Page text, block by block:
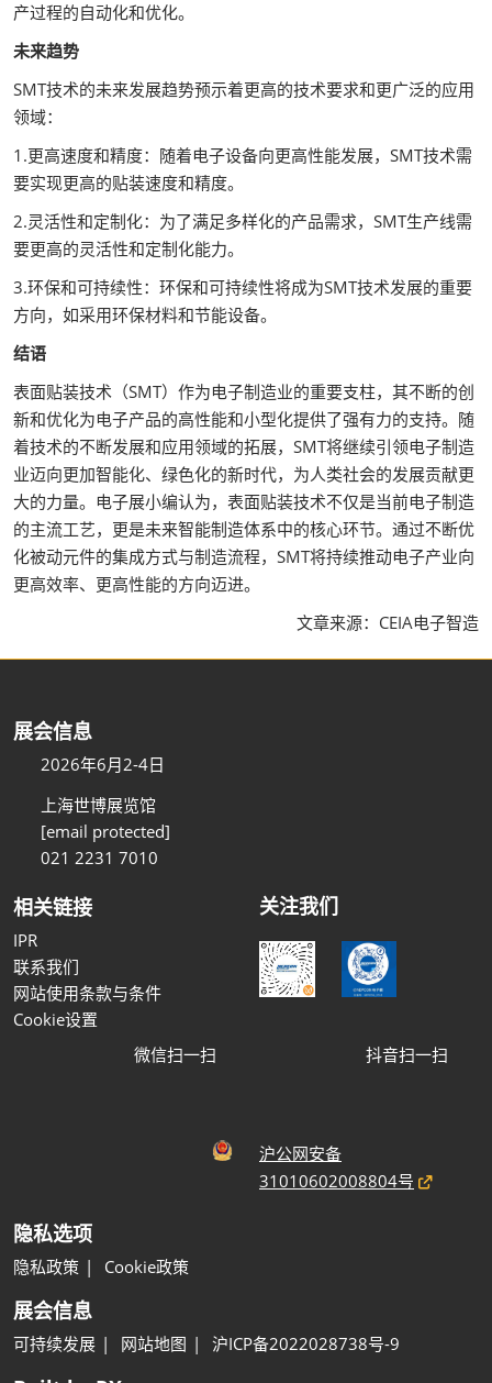
产过程的自动化和优化。
未来趋势
SMT技术的未来发展趋势预示着更高的技术要求和更广泛的应用
领域：
1.更高速度和精度：随着电子设备向更高性能发展，SMT技术需
要实现更高的贴装速度和精度。
2.灵活性和定制化：为了满足多样化的产品需求，SMT生产线需
要更高的灵活性和定制化能力。
3.环保和可持续性：环保和可持续性将成为SMT技术发展的重要
方向，如采用环保材料和节能设备。
结语
表面贴装技术（SMT）作为电子制造业的重要支柱，其不断的创
新和优化为电子产品的高性能和小型化提供了强有力的支持。随
着技术的不断发展和应用领域的拓展，SMT将继续引领电子制造
业迈向更加智能化、绿色化的新时代，为人类社会的发展贡献更
大的力量。电子展小编认为，表面贴装技术不仅是当前电子制造
的主流工艺，更是未来智能制造体系中的核心环节。通过不断优
化被动元件的集成方式与制造流程，SMT将持续推动电子产业向
更高效率、更高性能的方向迈进。
文章来源：CEIA电子智造
展会信息
2026年6月2-4日
上海世博展览馆
[email protected]
021 2231 7010
相关链接
IPR
联系我们
网站使用条款与条件
Cookie设置
关注我们
微信扫一扫 抖音扫一扫
沪公网安备
31010602008804号
隐私选项
隐私政策 Cookie政策
展会信息
可持续发展 网站地图 沪ICP备2022028738号-9